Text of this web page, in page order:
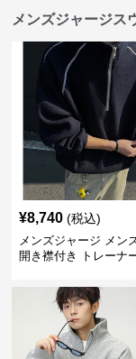
メンズジャージス
¥8,740 (税込)
メンズジャージ メン
開き襟付き トレーナ